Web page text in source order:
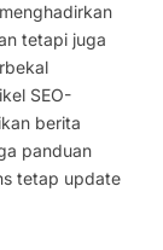
tetapi juga
SEO-
berita
panduan
tetap update